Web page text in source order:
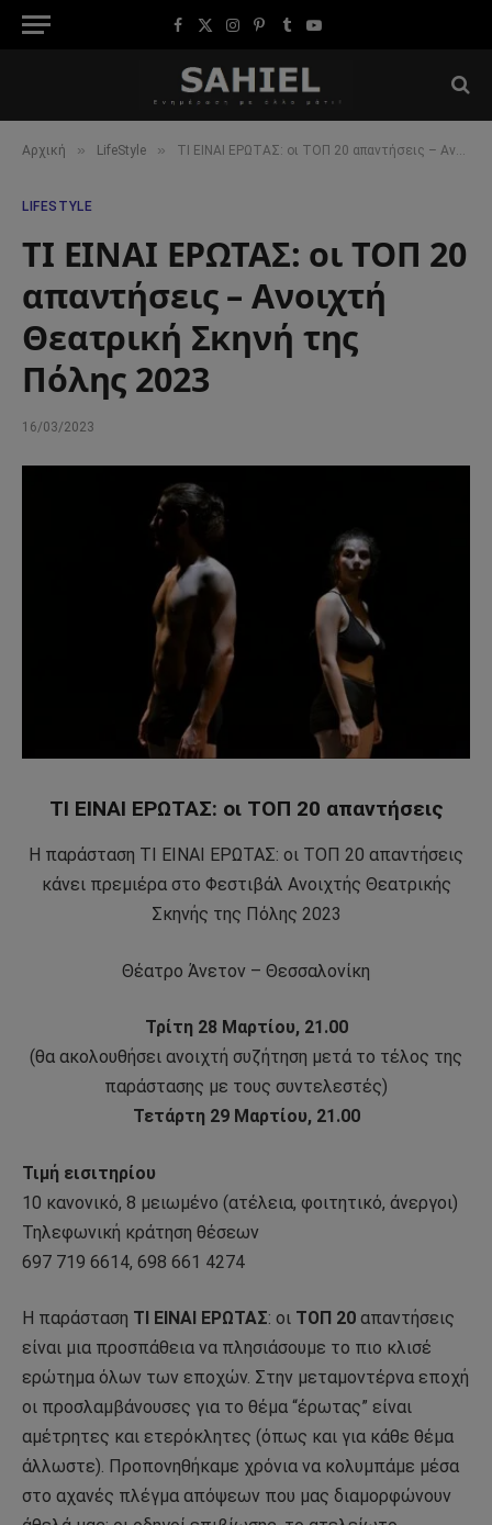
Facebook
X
Instagram
Pinterest
TumblrYouTube
Αρχική » LifeStyle » ΤΙ ΕΙΝΑΙ ΕΡΩΤΑΣ: οι ΤΟΠ 20 απαντήσεις – Ανοιχτή Θεατρική Σκηνή της Πόλης 2023
LIFESTYLE
ΤΙ ΕΙΝΑΙ ΕΡΩΤΑΣ: οι ΤΟΠ 20
απαντήσεις – Ανοιχτή
Θεατρική Σκηνή της
Πόλης 2023
16/03/2023
ΤΙ ΕΙΝΑΙ ΕΡΩΤΑΣ: οι ΤΟΠ 20 απαντήσεις
Η παράσταση ΤΙ ΕΙΝΑΙ ΕΡΩΤΑΣ: οι ΤΟΠ 20 απαντήσεις
κάνει πρεμιέρα στο Φεστιβάλ Ανοιχτής Θεατρικής
Σκηνής της Πόλης 2023
Θέατρο Άνετον – Θεσσαλονίκη
Τρίτη 28 Μαρτίου, 21.00
(θα ακολουθήσει ανοιχτή συζήτηση μετά το τέλος της
παράστασης με τους συντελεστές)
Τετάρτη 29 Μαρτίου, 21.00
Τιμή εισιτηρίου
10 κανονικό, 8 μειωμένο (ατέλεια, φοιτητικό, άνεργοι)
Τηλεφωνική κράτηση θέσεων
697 719 6614, 698 661 4274
Η παράσταση ΤΙ ΕΙΝΑΙ ΕΡΩΤΑΣ: οι ΤΟΠ 20 απαντήσεις
είναι μια προσπάθεια να πλησιάσουμε το πιο κλισέ
ερώτημα όλων των εποχών. Στην μεταμοντέρνα εποχή
οι προσλαμβάνουσες για το θέμα “έρωτας” είναι
αμέτρητες και ετερόκλητες (όπως και για κάθε θέμα
άλλωστε). Προπονηθήκαμε χρόνια να κολυμπάμε μέσα
στο αχανές πλέγμα απόψεων που μας διαμορφώνουν